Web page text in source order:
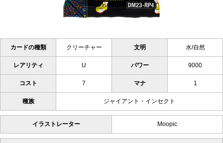
カードの種類 クリーチャー 文明 水/自然
レアリティ U パワー 9000
コスト 7 マナ 1
種族 ジャイアント・インセクト
イラストレーター Moopic